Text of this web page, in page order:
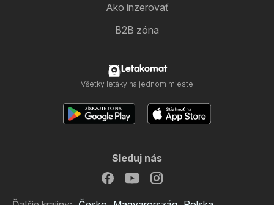
Ako inzerovať
B2B zóna
Letakomat
Všetky letáky na jednom mieste
Sleduj nás